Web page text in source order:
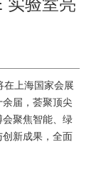
上海国家会展
届，荟聚顶尖
聚焦智能、绿
新成果，全面